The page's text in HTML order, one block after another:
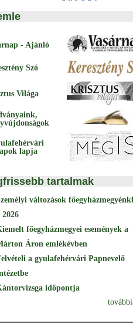
- Ajánló
Szó
Világa
lapja
tartalmak
változások
2026
főegyházmegyei események a
Áron emlékévben
a gyulafehérvári Papnevelő
időpontja